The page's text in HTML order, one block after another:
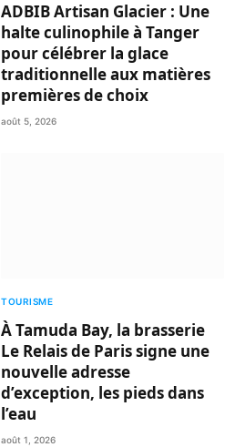
ADBIB Artisan Glacier : Une
halte culinophile à Tanger
pour célébrer la glace
traditionnelle aux matières
premières de choix
août 5, 2026
TOURISME
À Tamuda Bay, la brasserie
Le Relais de Paris signe une
nouvelle adresse
d’exception, les pieds dans
l’eau
août 1, 2026